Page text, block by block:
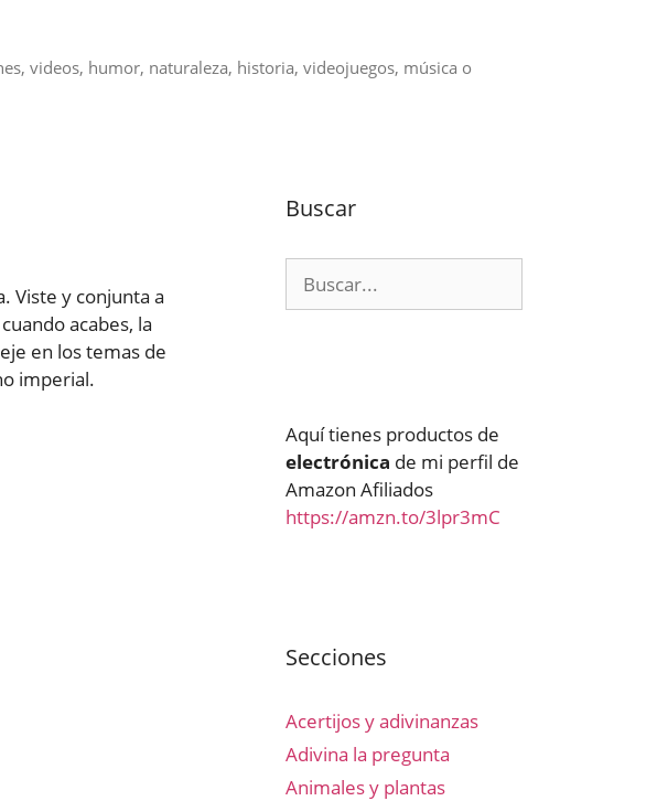
videos, humor, naturaleza, historia, videojuegos, música o
Viste y conjunta a
acabes, la
en los temas de
imperial.
Buscar
Aquí tienes productos de
electrónica de mi perfil de
Amazon Afiliados
https://amzn.to/3lpr3mC
Secciones
Acertijos y adivinanzas
Adivina la pregunta
Animales y plantas